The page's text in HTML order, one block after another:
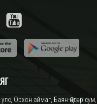
Орхон аймаг, Баян-Өндөр